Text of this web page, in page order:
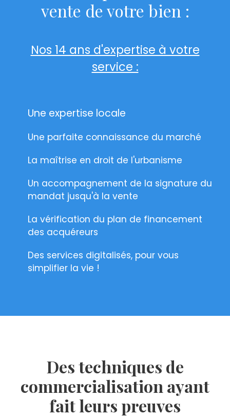
vente de votre bien :
Nos 14 ans d'expertise à votre
service :
Une expertise locale
Une parfaite connaissance du marché
La maîtrise en droit de l'urbanisme
Un accompagnement de la signature du
mandat jusqu'à la vente
La vérification du plan de financement
des acquéreurs
Des services digitalisés, pour vous
simplifier la vie !
Des techniques de
commercialisation ayant
fait leurs preuves